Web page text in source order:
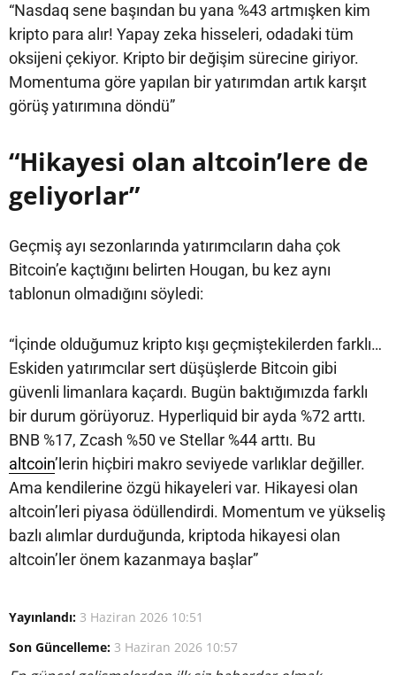
“Nasdaq sene başından bu yana %43 artmışken kim
kripto para alır! Yapay zeka hisseleri, odadaki tüm
oksijeni çekiyor. Kripto bir değişim sürecine giriyor.
Momentuma göre yapılan bir yatırımdan artık karşıt
görüş yatırımına döndü”
“Hikayesi olan altcoin’lere de
geliyorlar”
Geçmiş ayı sezonlarında yatırımcıların daha çok
Bitcoin’e kaçtığını belirten Hougan, bu kez aynı
tablonun olmadığını söyledi:
“İçinde olduğumuz kripto kışı geçmiştekilerden farklı…
Eskiden yatırımcılar sert düşüşlerde Bitcoin gibi
güvenli limanlara kaçardı. Bugün baktığımızda farklı
bir durum görüyoruz. Hyperliquid bir ayda %72 arttı.
BNB %17, Zcash %50 ve Stellar %44 arttı. Bu
altcoin’lerin hiçbiri makro seviyede varlıklar değiller.
Ama kendilerine özgü hikayeleri var. Hikayesi olan
altcoin’leri piyasa ödüllendirdi. Momentum ve yükseliş
bazlı alımlar durduğunda, kriptoda hikayesi olan
altcoin’ler önem kazanmaya başlar”
Yayınlandı: 3 Haziran 2026 10:51
Son Güncelleme: 3 Haziran 2026 10:57